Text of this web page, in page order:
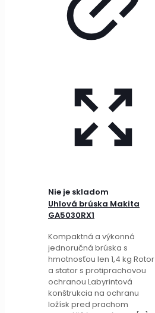
Nie je skladom
Uhlová brúska Makita
GA5030RX1
Kompaktná a výkonná
jednoručná brúska s
hmotnosťou len 1,4 kg Rotor
a stator s protiprachovou
ochranou Labyrintová
konštrukcia na ochranu
ložísk pred prachom